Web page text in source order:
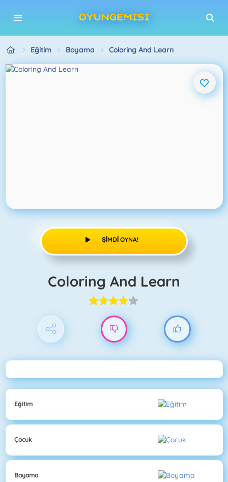
Eğitim Boyama Coloring And Learn
ŞIMDI OYNA!
Coloring And Learn
Eğitim
Çocuk
Boyama